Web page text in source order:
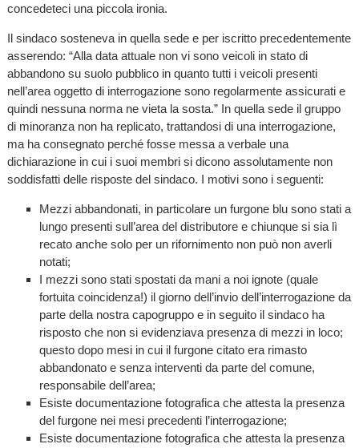
concedeteci una piccola ironia.
Il sindaco sosteneva in quella sede e per iscritto precedentemente
asserendo: “Alla data attuale non vi sono veicoli in stato di
abbandono su suolo pubblico in quanto tutti i veicoli presenti
nell’area oggetto di interrogazione sono regolarmente assicurati e
quindi nessuna norma ne vieta la sosta.” In quella sede il gruppo
di minoranza non ha replicato, trattandosi di una interrogazione,
ma ha consegnato perché fosse messa a verbale una
dichiarazione in cui i suoi membri si dicono assolutamente non
soddisfatti delle risposte del sindaco. I motivi sono i seguenti:
Mezzi abbandonati, in particolare un furgone blu sono stati a
lungo presenti sull’area del distributore e chiunque si sia lì
recato anche solo per un rifornimento non può non averli
notati;
I mezzi sono stati spostati da mani a noi ignote (quale
fortuita coincidenza!) il giorno dell’invio dell’interrogazione da
parte della nostra capogruppo e in seguito il sindaco ha
risposto che non si evidenziava presenza di mezzi in loco;
questo dopo mesi in cui il furgone citato era rimasto
abbandonato e senza interventi da parte del comune,
responsabile dell’area;
Esiste documentazione fotografica che attesta la presenza
del furgone nei mesi precedenti l’interrogazione;
Esiste documentazione fotografica che attesta la presenza